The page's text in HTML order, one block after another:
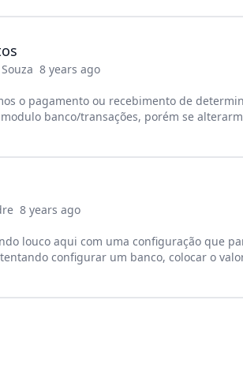
8 years ago
o pagamento ou recebimento de
banco/transações, porém se
8 years ago
louco aqui com uma configuração que
configurar um banco, colocar o